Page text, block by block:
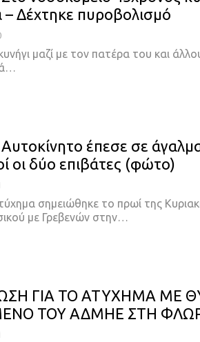
Δέχτηκε πυροβολισμό
κυνήγι μαζί με τον πατέρα του και
έπεσε σε
οι δύο επιβάτες (φώτο)
σημειώθηκε το πρωί της
με Γρεβενών στην…
ΓΙΑ ΤΟ ΑΤΥΧΗΜΑ ΜΕ
ΤΟΥ ΑΔΜΗΕ ΣΤΗ